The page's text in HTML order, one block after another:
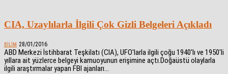
CIA, Uzaylılarla İlgili Çok Gizli Belgeleri Açıkladı
BILIM 28/01/2016
ABD Merkezi İstihbarat Teşkilatı (CIA), UFO'larla ilgili çoğu 1940'lı ve 1950'li
yıllara ait yüzlerce belgeyi kamuoyunun erişimine açtı.Doğaüstü olaylarla
ilgili araştırmalar yapan FBI ajanları...